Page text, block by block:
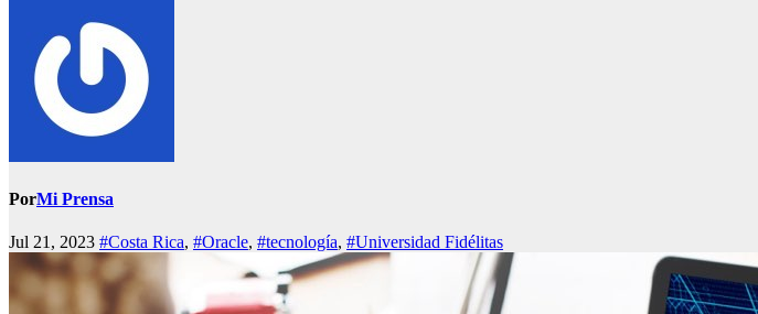
PorMi Prensa
Jul 21, 2023 #Costa Rica, #Oracle, #tecnología, #Universidad Fidélitas